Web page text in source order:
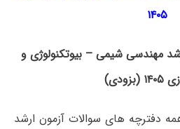
۱۴۰۵
مهندسی شیمی – بیوتکنولوژی و
دفترچه های سوالات آزمون ارشد